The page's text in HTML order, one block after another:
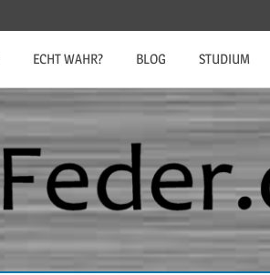
ECHT WAHR? BLOG STUDIUM